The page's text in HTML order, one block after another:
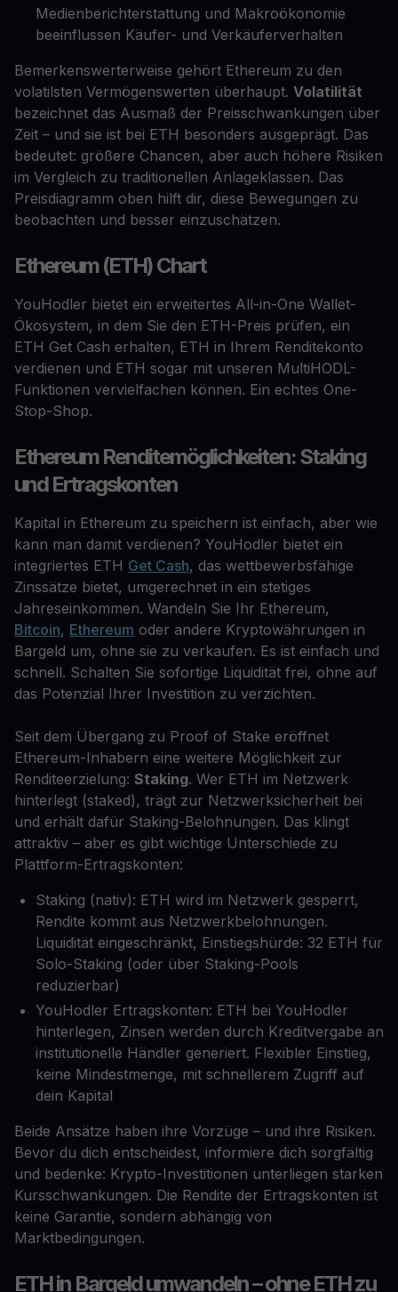
Medienberichterstattung und Makroökonomie
beeinflussen Käufer- und Verkäuferverhalten
Bemerkenswerterweise gehört Ethereum zu den
volatilsten Vermögenswerten überhaupt. Volatilität
bezeichnet das Ausmaß der Preisschwankungen über
Zeit – und sie ist bei ETH besonders ausgeprägt. Das
bedeutet: größere Chancen, aber auch höhere Risiken
im Vergleich zu traditionellen Anlageklassen. Das
Preisdiagramm oben hilft dir, diese Bewegungen zu
beobachten und besser einzuschätzen.
Ethereum (ETH) Chart
YouHodler bietet ein erweitertes All-in-One Wallet-
Ökosystem, in dem Sie den ETH-Preis prüfen, ein
ETH Get Cash erhalten, ETH in Ihrem Renditekonto
verdienen und ETH sogar mit unseren MultiHODL-
Funktionen vervielfachen können. Ein echtes One-
Stop-Shop.
Ethereum Renditemöglichkeiten: Staking
und Ertragskonten
Kapital in Ethereum zu speichern ist einfach, aber wie
kann man damit verdienen? YouHodler bietet ein
integriertes ETH Get Cash, das wettbewerbsfähige
Zinssätze bietet, umgerechnet in ein stetiges
Jahreseinkommen. Wandeln Sie Ihr Ethereum,
Bitcoin, Ethereum oder andere Kryptowährungen in
Bargeld um, ohne sie zu verkaufen. Es ist einfach und
schnell. Schalten Sie sofortige Liquidität frei, ohne auf
das Potenzial Ihrer Investition zu verzichten.
Seit dem Übergang zu Proof of Stake eröffnet
Ethereum-Inhabern eine weitere Möglichkeit zur
Renditeerzielung: Staking. Wer ETH im Netzwerk
hinterlegt (staked), trägt zur Netzwerksicherheit bei
und erhält dafür Staking-Belohnungen. Das klingt
attraktiv – aber es gibt wichtige Unterschiede zu
Plattform-Ertragskonten:
Staking (nativ): ETH wird im Netzwerk gesperrt,
Rendite kommt aus Netzwerkbelohnungen.
Liquidität eingeschränkt, Einstiegshürde: 32 ETH für
Solo-Staking (oder über Staking-Pools
reduzierbar)
YouHodler Ertragskonten: ETH bei YouHodler
hinterlegen, Zinsen werden durch Kreditvergabe an
institutionelle Händler generiert. Flexibler Einstieg,
keine Mindestmenge, mit schnellerem Zugriff auf
dein Kapital
Beide Ansätze haben ihre Vorzüge – und ihre Risiken.
Bevor du dich entscheidest, informiere dich sorgfältig
und bedenke: Krypto-Investitionen unterliegen starken
Kursschwankungen. Die Rendite der Ertragskonten ist
keine Garantie, sondern abhängig von
Marktbedingungen.
ETH in Bargeld umwandeln – ohne ETH zu